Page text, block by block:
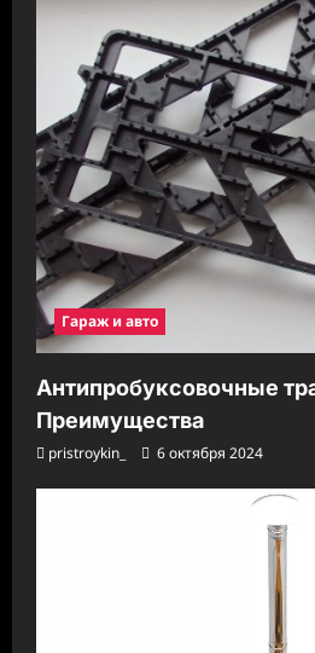
Гараж и авто
Антипробуксовочные
Преимущества
pristroykin_ 6 октября 2024